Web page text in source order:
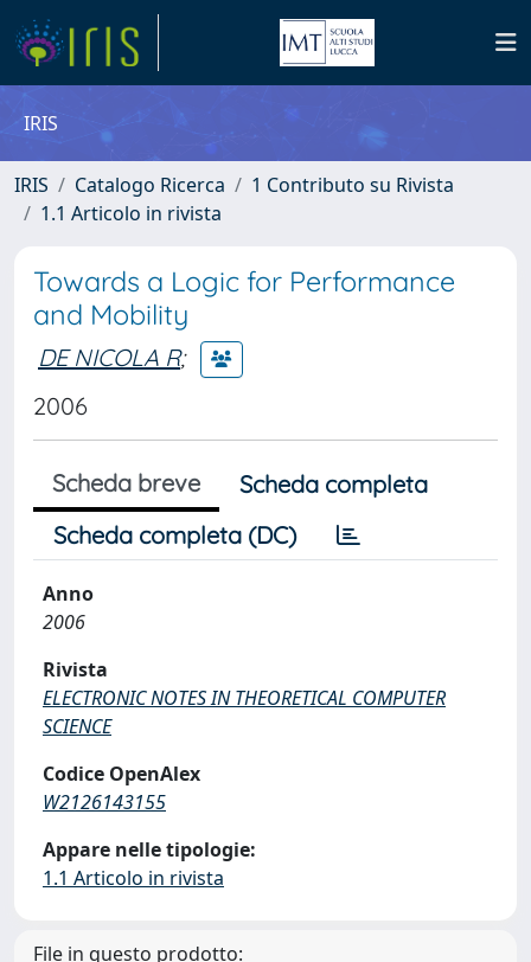
IRIS
IRIS Catalogo Ricerca
1 Contributo su Rivista
1.1 Articolo in rivista
Towards a Logic for Performance
and Mobility
DE NICOLA R;
2006
Scheda breve
Scheda completa
Scheda completa (DC)
Anno
2006
Rivista
ELECTRONIC NOTES IN THEORETICAL COMPUTER
SCIENCE
Codice OpenAlex
W2126143155
Appare nelle tipologie:
1.1 Articolo in rivista
File in questo prodotto: